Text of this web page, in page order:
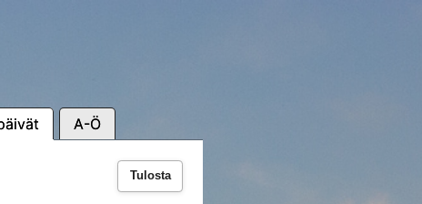
A-Ö
Tulosta